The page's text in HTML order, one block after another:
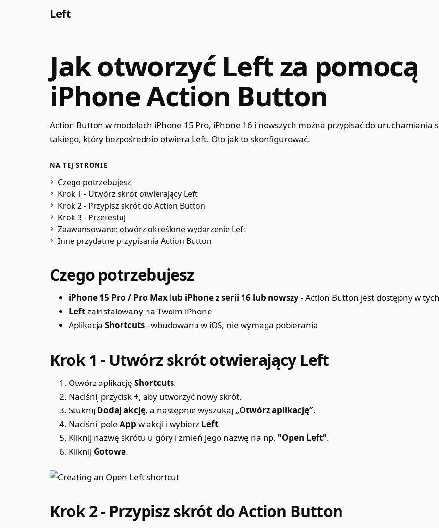
Left
Jak otworzyć Left za pomocą
iPhone Action Button
Action Button w modelach iPhone 15 Pro, iPhone 16 i nowszych można przypisać do uruchamiania
takiego, który bezpośrednio otwiera Left. Oto jak to skonfigurować.
NA TEJ STRONIE
Czego potrzebujesz
Krok 1 - Utwórz skrót otwierający Left
Krok 2 - Przypisz skrót do Action Button
Krok 3 - Przetestuj
Zaawansowane: otwórz określone wydarzenie Left
Inne przydatne przypisania Action Button
Czego potrzebujesz
iPhone 15 Pro / Pro Max lub iPhone z serii 16 lub nowszy- Action Button jest dostępny w
Leftzainstalowany na Twoim iPhone
AplikacjaShortcuts- wbudowana w iOS, nie wymaga pobierania
Krok 1 - Utwórz skrót otwierający Left
Otwórz aplikacjęShortcuts.
Naciśnij przycisk+, aby utworzyć nowy skrót.
Stuknij Dodaj akcję, a następnie wyszukaj„Otwórz aplikację”.
Naciśnij poleApp w akcji i wybierz Left.
Kliknij nazwę skrótu u góry i zmień jego nazwę na np. "Open Left".
Kliknij Gotowe.
Krok 2 - Przypisz skrót do Action Button